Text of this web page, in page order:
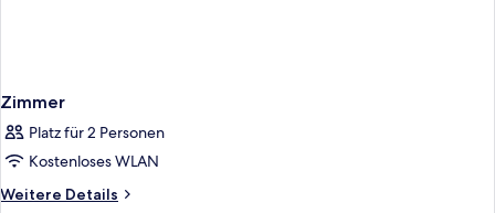
Zimmer
Platz für 2 Personen
Kostenloses WLAN
Weitere Details
Weitere